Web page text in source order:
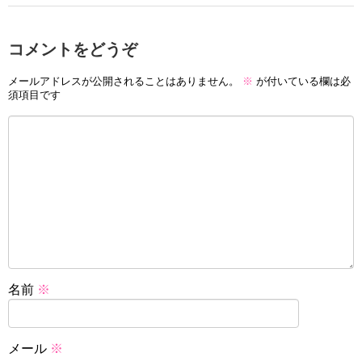
コメントをどうぞ
メールアドレスが公開されることはありません。 ※ が付いている欄は必
須項目です
名前 ※
メール ※